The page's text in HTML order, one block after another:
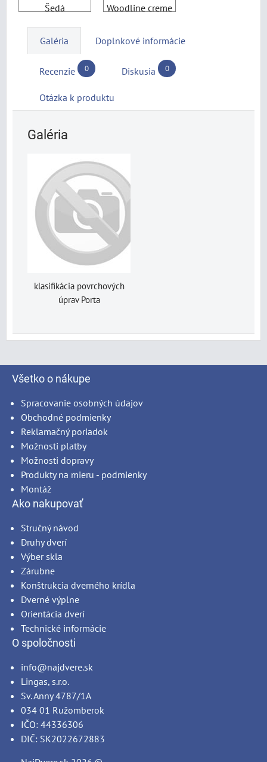
Šedá Woodline creme
Galéria Doplnkové informácie
Recenzie 0 Diskusia 0
Otázka k produktu
Galéria
klasifikácia povrchových
úprav Porta
Všetko o nákupe
Spracovanie osobných údajov
Obchodné podmienky
Reklamačný poriadok
Možnosti platby
Možnosti dopravy
Produkty na mieru - podmienky
Montáž
Ako nakupovať
Stručný návod
Druhy dverí
Výber skla
Zárubne
Konštrukcia dverného krídla
Dverné výplne
Orientácia dverí
Technické informácie
O spoločnosti
info@najdvere.sk
Lingas, s.r.o.
Sv. Anny 4787/1A
034 01 Ružomberok
IČO: 44336306
DIČ: SK2022672883